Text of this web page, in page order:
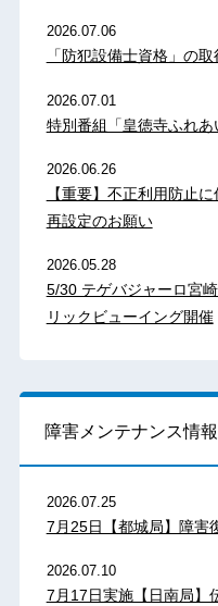
2026.07.06
「防犯設備士資格」の
2026.07.01
特別番組「皇徳寺ふれあ
2026.06.26
【重要】不正利用防止
再設定のお願い
2026.05.28
5/30 テゲバジャーロ宮
リックビューイング開催
障害メンテナンス情報
2026.07.25
7月25日【都城局】障害
2026.07.10
7月17日実施【日南局】